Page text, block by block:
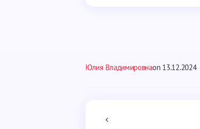
Юлия Владимировнаon 13.12.2024